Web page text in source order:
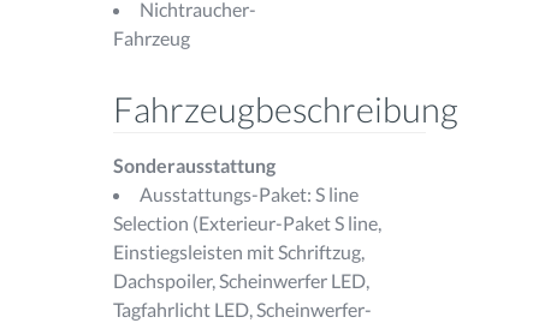
Nichtraucher-
Fahrzeug
Fahrzeugbeschreibung
Sonderausstattung
Ausstattungs-Paket: S line
Selection (Exterieur-Paket S line,
Einstiegsleisten mit Schriftzug,
Dachspoiler, Scheinwerfer LED,
Tagfahrlicht LED, Scheinwerfer-